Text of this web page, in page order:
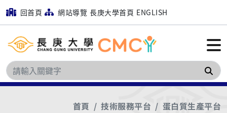
回首頁 網站導覽 長庚大學首頁 ENGLISH
搜
首頁 技術服務平台 蛋白質生產平台